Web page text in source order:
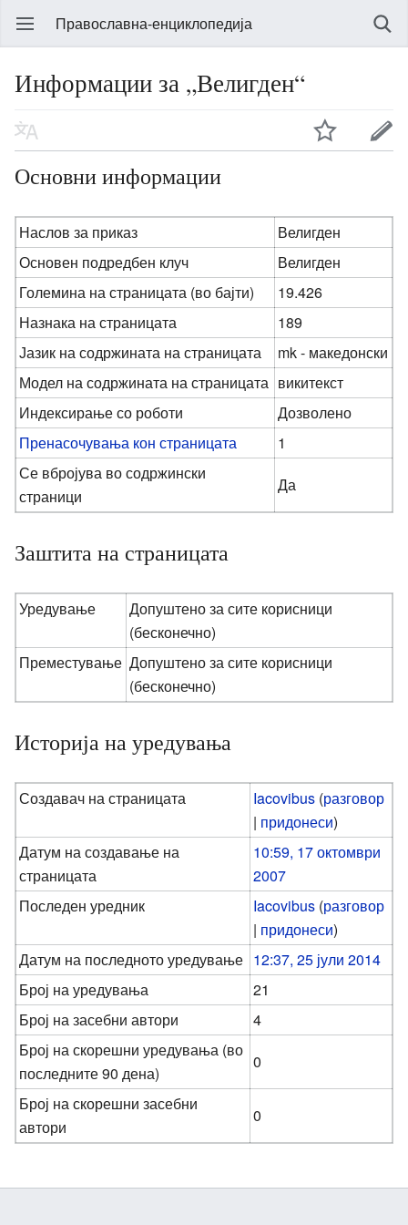
Православна-енциклопедија
Информации за „Велигден“
Основни информации
Наслов за приказ
Велигден
Основен подредбен клуч
Велигден
Големина на страницата (во бајти)
19.426
Назнака на страницата
189
Јазик на содржината на страницата
mk - македонски
Модел на содржината на страницата викитекст
Индексирање со роботи
Дозволено
Пренасочувања кон страницата
1
Се вбројува во содржински
страници
Да
Заштита на страницата
Уредување
Допуштено за сите корисници
(бесконечно)
Преместување Допуштено за сите корисници
(бесконечно)
Историја на уредувања
Создавач на страницата Iacovibus (разговор
| придонеси)
Датум на создавање на
страницата
10:59, 17 октомври
2007
Последен уредник
Iacovibus (разговор
| придонеси)
Датум на последното уредување 12:37, 25 јули 2014
Број на уредувања
21
Број на засебни автори
4
Број на скорешни уредувања (во
последните 90 дена)
0
Број на скорешни засебни
автори
0